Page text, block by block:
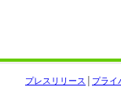
プライ
プレスリリース